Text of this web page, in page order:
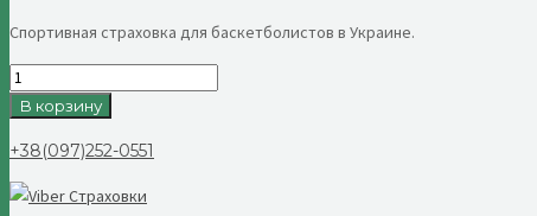
Спортивная страховка для баскетболистов в Украине.
Количество
товара
страхование
баскетболистов
В корзину
+38(097)252-0551